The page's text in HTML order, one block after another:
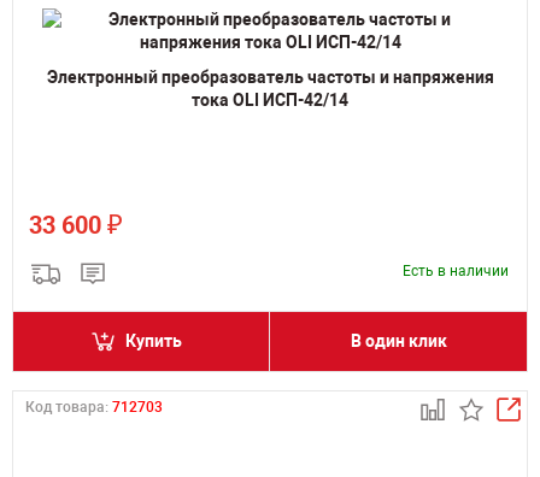
Электронный преобразователь частоты и напряжения
тока OLI ИСП-42/14
33 600 ₽
Есть в наличии
Купить В один клик
Код товара: 712703